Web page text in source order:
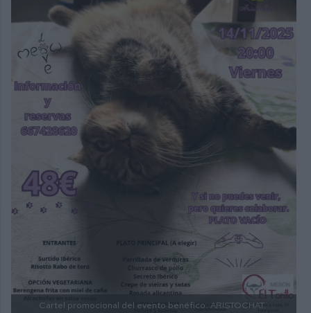
Cartel promocional del evento benéfico. ARISTOCHAT.